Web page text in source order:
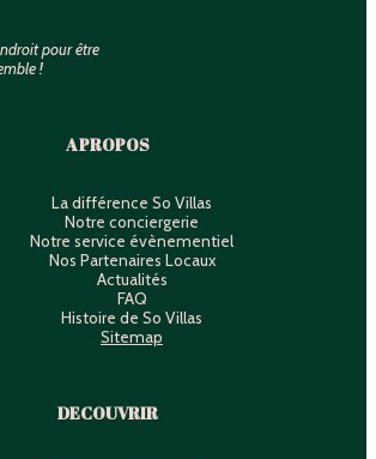
pour être
!
A PROPOS
La différence So Villas
Notre conciergerie
Notre service évènementiel
Nos Partenaires Locaux
Actualités
FAQ
Histoire de So Villas
Sitemap
DECOUVRIR